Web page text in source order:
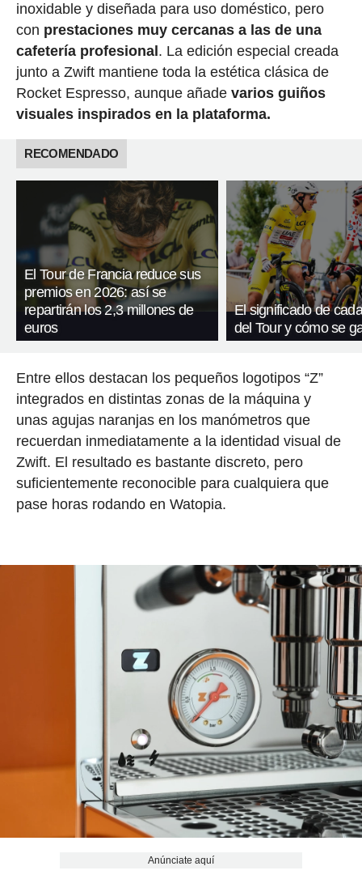
inoxidable y diseñada para uso doméstico, pero
con prestaciones muy cercanas a las de una
cafetería profesional . La edición especial creada
junto a Zwift mantiene toda la estética clásica de
Rocket Espresso, aunque añade varios guiños
visuales inspirados en la plataforma.
RECOMENDADO
El Tour de Francia reduce sus
premios en 2026: así se
repartirán los 2,3 millones de
euros
El significado de
del Tour y cómo se
Entre ellos destacan los pequeños logotipos “Z”
integrados en distintas zonas de la máquina y
unas agujas naranjas en los manómetros que
recuerdan inmediatamente a la identidad visual de
Zwift. El resultado es bastante discreto, pero
suficientemente reconocible para cualquiera que
pase horas rodando en Watopia.
Anúnciate aquí